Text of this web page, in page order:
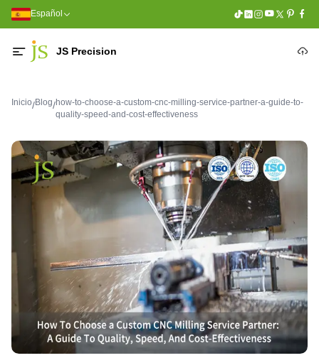
Español
JS Precision
Inicio/Blog/how-to-choose-a-custom-cnc-milling-service-partner-a-guide-to-
quality-speed-and-cost-effectiveness